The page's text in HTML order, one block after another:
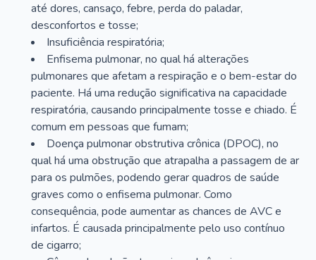
até dores, cansaço, febre, perda do paladar,
desconfortos e tosse;
Insuficiência respiratória;
Enfisema pulmonar, no qual há alterações
pulmonares que afetam a respiração e o bem-estar do
paciente. Há uma redução significativa na capacidade
respiratória, causando principalmente tosse e chiado. É
comum em pessoas que fumam;
Doença pulmonar obstrutiva crônica (DPOC), no
qual há uma obstrução que atrapalha a passagem de ar
para os pulmões, podendo gerar quadros de saúde
graves como o enfisema pulmonar. Como
consequência, pode aumentar as chances de AVC e
infartos. É causada principalmente pelo uso contínuo
de cigarro;